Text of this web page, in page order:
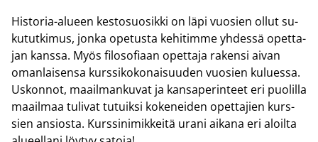
Historia-​alueen kes­to­suo­sik­ki on läpi vuo­sien ollut su­
ku­tut­ki­mus, jonka ope­tus­ta ke­hi­tim­me yh­des­sä opet­ta­
jan kans­sa. Myös fi­lo­so­fi­aan opet­ta­ja ra­ken­si aivan
oman­lai­sen­sa kurs­si­ko­ko­nai­suu­den vuo­sien ku­lues­sa.
Us­kon­not, maa­il­man­ku­vat ja kan­sa­pe­rin­teet eri puo­lil­la
maa­il­maa tu­li­vat tu­tuik­si ko­ke­nei­den opet­ta­jien kurs­
sien an­sios­ta. Kurs­si­ni­mik­kei­tä urani ai­ka­na eri aloil­ta